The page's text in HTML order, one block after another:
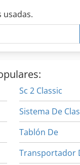
usadas.
Sc 2 Classic
Sistema De
Tablón De
Transportador